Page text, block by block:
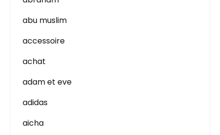
abu muslim
accessoire
achat
adam et eve
adidas
aicha